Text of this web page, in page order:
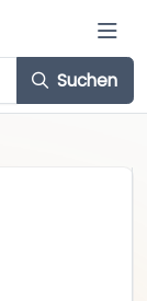
Suchen